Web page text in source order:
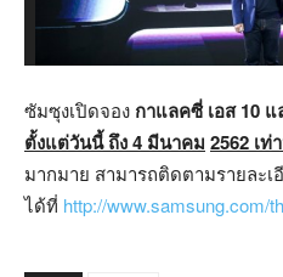
ซัมซุงเปิดจอง กาแลคซี่ เอส 10 แ
ตั้งแต่วันนี้ ถึง 4 มีนาคม 2562 เท่
มากมาย สามารถติดตามรายละเ
ได้ที่ http://www.samsung.com/